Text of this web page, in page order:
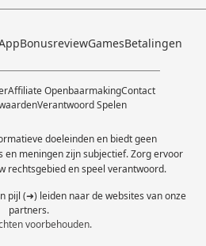
BonusreviewGamesBetalingen
Affiliate OpenbaarmakingContact
Verantwoord Spelen
doeleinden en biedt geen
en meningen zijn subjectief. Zorg ervoor
rechtsgebied en speel verantwoord.
pijl (➜) leiden naar de websites van onze
partners.
voorbehouden.